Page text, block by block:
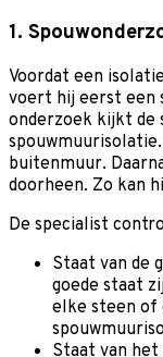
1.
Voordat een
voert hij eerst een
onderzoek kijkt de
buitenmuur.
doorheen. Zo kan
De specialist
Staat van de
goede staat
elke steen of
Staat van